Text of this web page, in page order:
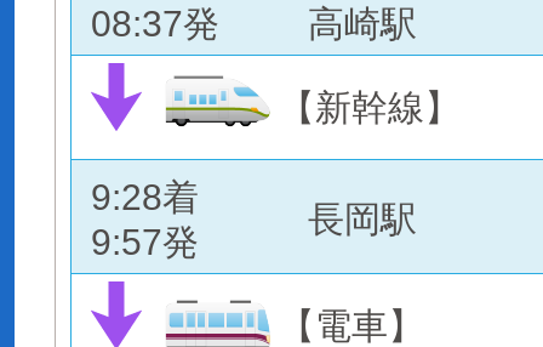
08:37発
高崎駅
【新幹線】
9:28着
9:57発
長岡駅
【電車】